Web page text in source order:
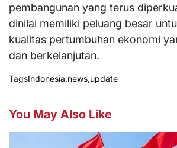
pembangunan yang terus
dinilai memiliki peluang besar
kualitas pertumbuhan ekonomi
dan berkelanjutan.
TagsIndonesia,news,update
You May Also Like